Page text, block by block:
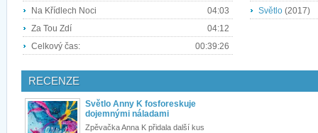
Na Křídlech Noci
04:03
Za Tou Zdí
04:12
Celkový čas:
00:39:26
Světlo (2017)
RECENZE
Světlo Anny K fosforeskuje
dojemnými náladami
Zpěvačka Anna K přidala další kus